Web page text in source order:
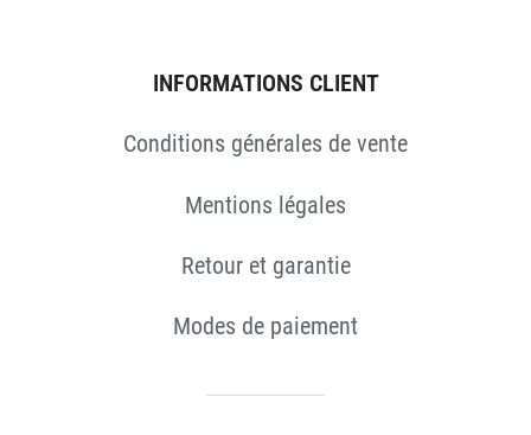
INFORMATIONS CLIENT
Conditions générales de vente
Mentions légales
Retour et garantie
Modes de paiement